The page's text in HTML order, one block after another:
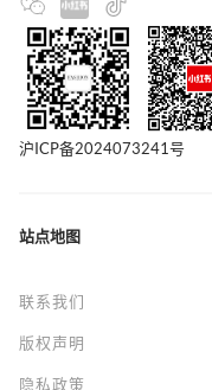
沪ICP备2024073241号
站点地图
联系我们
版权声明
隐私政策